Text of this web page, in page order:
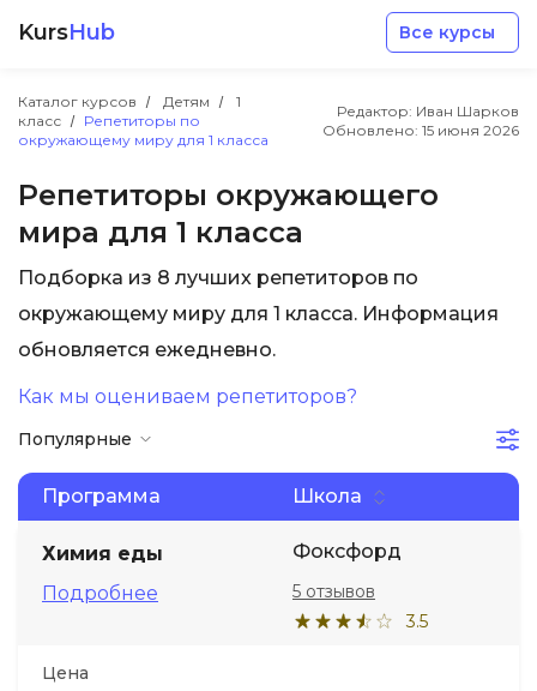
KursHub Все курсы
Каталог курсов Детям
1
класс
Репетиторы по
окружающему миру для 1 класса
Редактор: Иван Шарков
Обновлено: 15 июня 2026
Репетиторы окружающего
мира для 1 класса
Подборка из 8 лучших репетиторов по
окружающему миру для 1 класса. Информация
обновляется ежедневно.
Как мы оцениваем репетиторов?
Популярные
Программа Школа
Химия еды
Подробнее
Фоксфорд
3.5
5 отзывов
Цена
Маркетинг
Дизайн
Менеджмент
Иностранные языки